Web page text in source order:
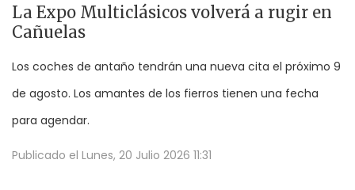
La Expo Multiclásicos volverá a rugir en
Cañuelas
Los coches de antaño tendrán una nueva cita el próximo 9
de agosto. Los amantes de los fierros tienen una fecha
para agendar.
Publicado el Lunes, 20 Julio 2026 11:31